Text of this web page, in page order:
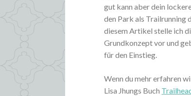
gut kann aber dein
den Park als Trailrunning
diesem Artikel stelle ich
Grundkonzept vor und
für den Einstieg.
Wenn du mehr erfahren
Lisa Jhungs Buch